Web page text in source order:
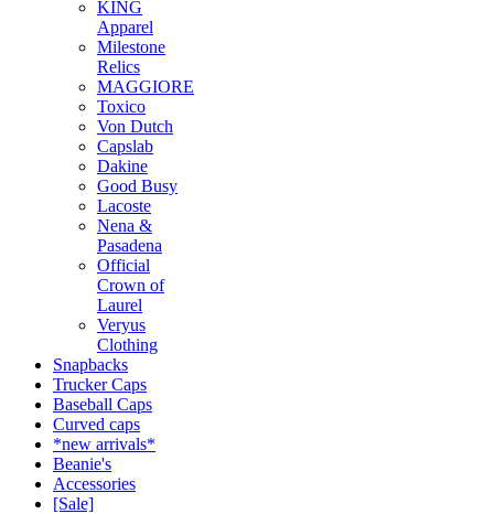
KING
Apparel
Milestone
Relics
MAGGIORE
Toxico
Von Dutch
Capslab
Dakine
Good Busy
Lacoste
Nena &
Pasadena
Official
Crown of
Laurel
Veryus
Clothing
Snapbacks
Trucker Caps
Baseball Caps
Curved caps
*new arrivals*
Beanie's
Accessories
[Sale]